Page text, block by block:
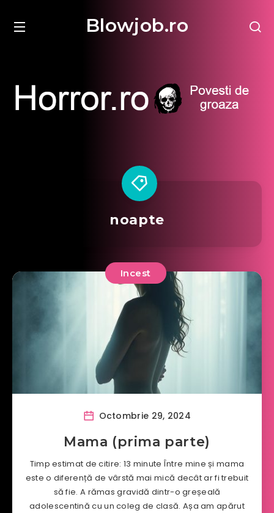
Blowjob.ro
noapte
Incest
Octombrie 29, 2024
Mama (prima parte)
Timp estimat de citire: 13 minute Între mine și mama
este o diferență de vârstă mai mică decât ar fi trebuit
să fie. A rămas gravidă dintr-o greșeală
adolescentină cu un coleg de clasă. Așa am apărut